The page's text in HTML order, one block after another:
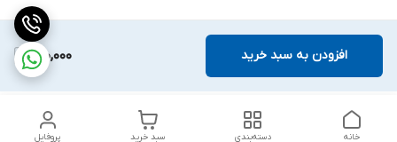
150,000 افزودن به سبد خرید
پروفایل سبد خرید دسته‌بندی خانه